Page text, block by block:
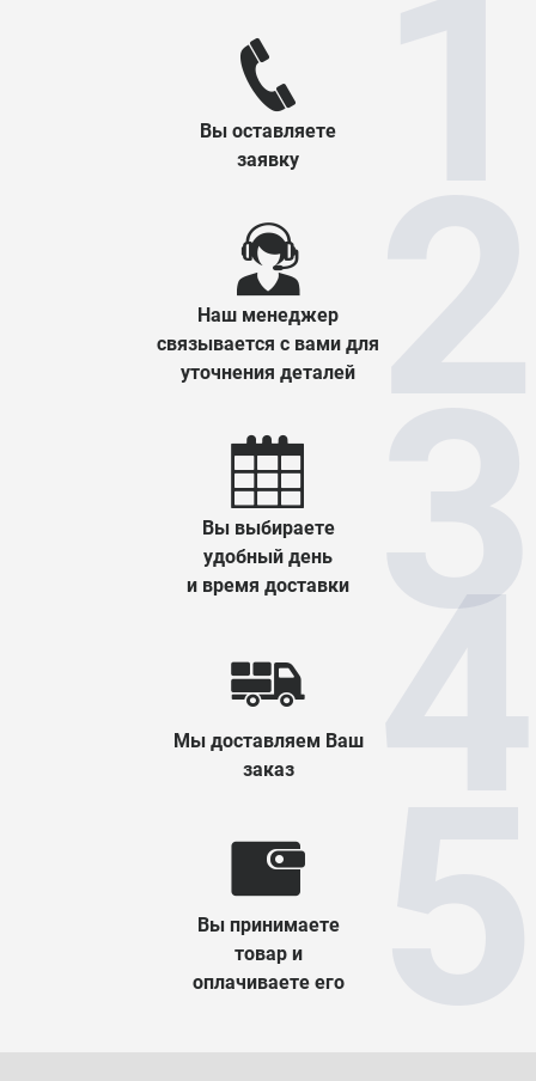
Вы оставляете
заявку
Наш менеджер
связывается с вами для
уточнения деталей
Вы выбираете
удобный день
и время доставки
Мы доставляем Ваш
заказ
Вы принимаете
товар и
оплачиваете его